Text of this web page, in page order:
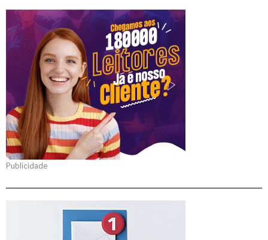
Publicidade